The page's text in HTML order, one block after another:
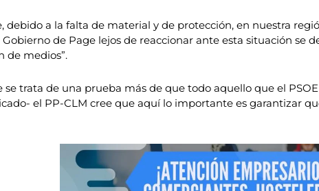
debido a la falta de material y de protección, en nuestra
de Page lejos de reaccionar ante esta situación se
de medios”.
trata de una prueba más de que todo aquello que el
el PP-CLM cree que aquí lo importante es garantizar